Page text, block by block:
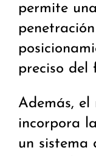
permite
preciso del
Además,
incorpora
un sistema